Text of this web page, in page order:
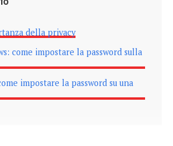
della privacy
come impostare la password sulla
impostare la password su una